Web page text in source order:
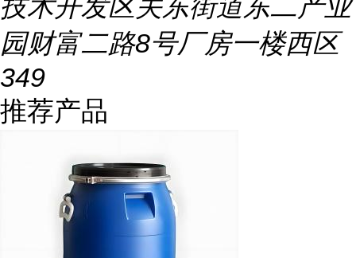
技术开发区关东街道东二产业
园财富二路8号厂房一楼西区
349
推荐产品